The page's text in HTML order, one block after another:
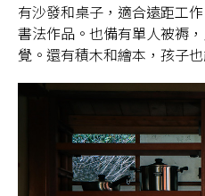
有沙發和桌子，適合遠距工
書法作品。也備有單人被褥
覺。還有積木和繪本，孩子